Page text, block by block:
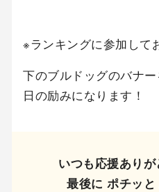
※ランキングに参加して
下のブルドッグのバナ
日の励みになります！
いつも応援ありが
最後に ポチッ